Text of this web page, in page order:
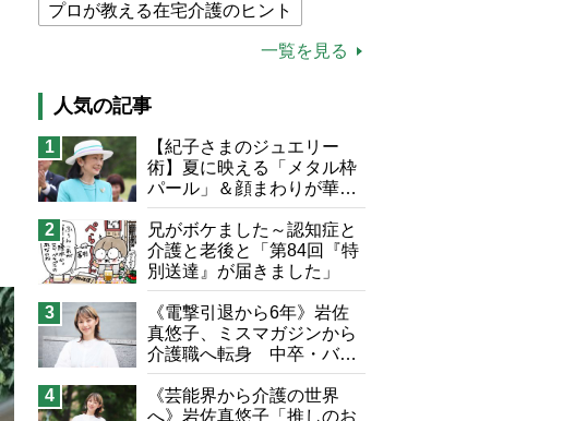
プロが教える在宅介護のヒント
介護食
猫が母になつきません
息子の遠距離介護サバイバル術
兄がボケました
便利なサービス
予防法
一覧を見る
人気の記事
1
【紀子さまのジュエリー
術】夏に映える「メタル枠
パール」＆顔まわりが華や
ぐ「揺れる一粒」の使い分
け方
2
兄がボケました～認知症と
介護と老後と「第84回『特
別送達』が届きました」
3
《電撃引退から6年》岩佐
真悠子、ミスマガジンから
介護職へ転身 中卒・バイ
ト経験ゼロの彼女が見つけ
た“居場所”「社会の役に立
ちながら自分らしくいられ
4
《芸能界から介護の世界
へ》岩佐真悠子「推しのお